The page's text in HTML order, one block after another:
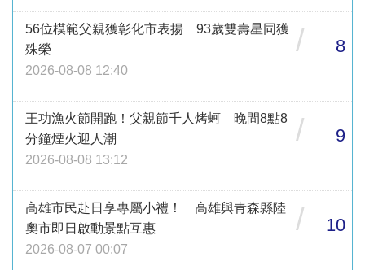
56位模範父親獲彰化市表揚 93歲雙壽星同獲
殊榮
2026-08-08 12:40
/ 8
王功漁火節開跑！父親節千人烤蚵 晚間8點8
分鐘煙火迎人潮
2026-08-08 13:12
/ 9
高雄市民赴日享專屬小禮！ 高雄與青森縣陸
奧市即日啟動景點互惠
2026-08-07 00:07
/ 10